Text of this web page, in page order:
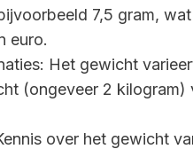
7,5 gram,
euro.
Het gewicht
(ongeveer 2
over het gewicht